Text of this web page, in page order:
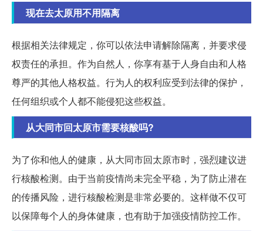
现在去太原用不用隔离
根据相关法律规定，你可以依法申请解除隔离，并要求侵
权责任的承担。作为自然人，你享有基于人身自由和人格
尊严的其他人格权益。行为人的权利应受到法律的保护，
任何组织或个人都不能侵犯这些权益。
从大同市回太原市需要核酸吗?
为了你和他人的健康，从大同市回太原市时，强烈建议进
行核酸检测。由于当前疫情尚未完全平稳，为了防止潜在
的传播风险，进行核酸检测是非常必要的。这样做不仅可
以保障每个人的身体健康，也有助于加强疫情防控工作。